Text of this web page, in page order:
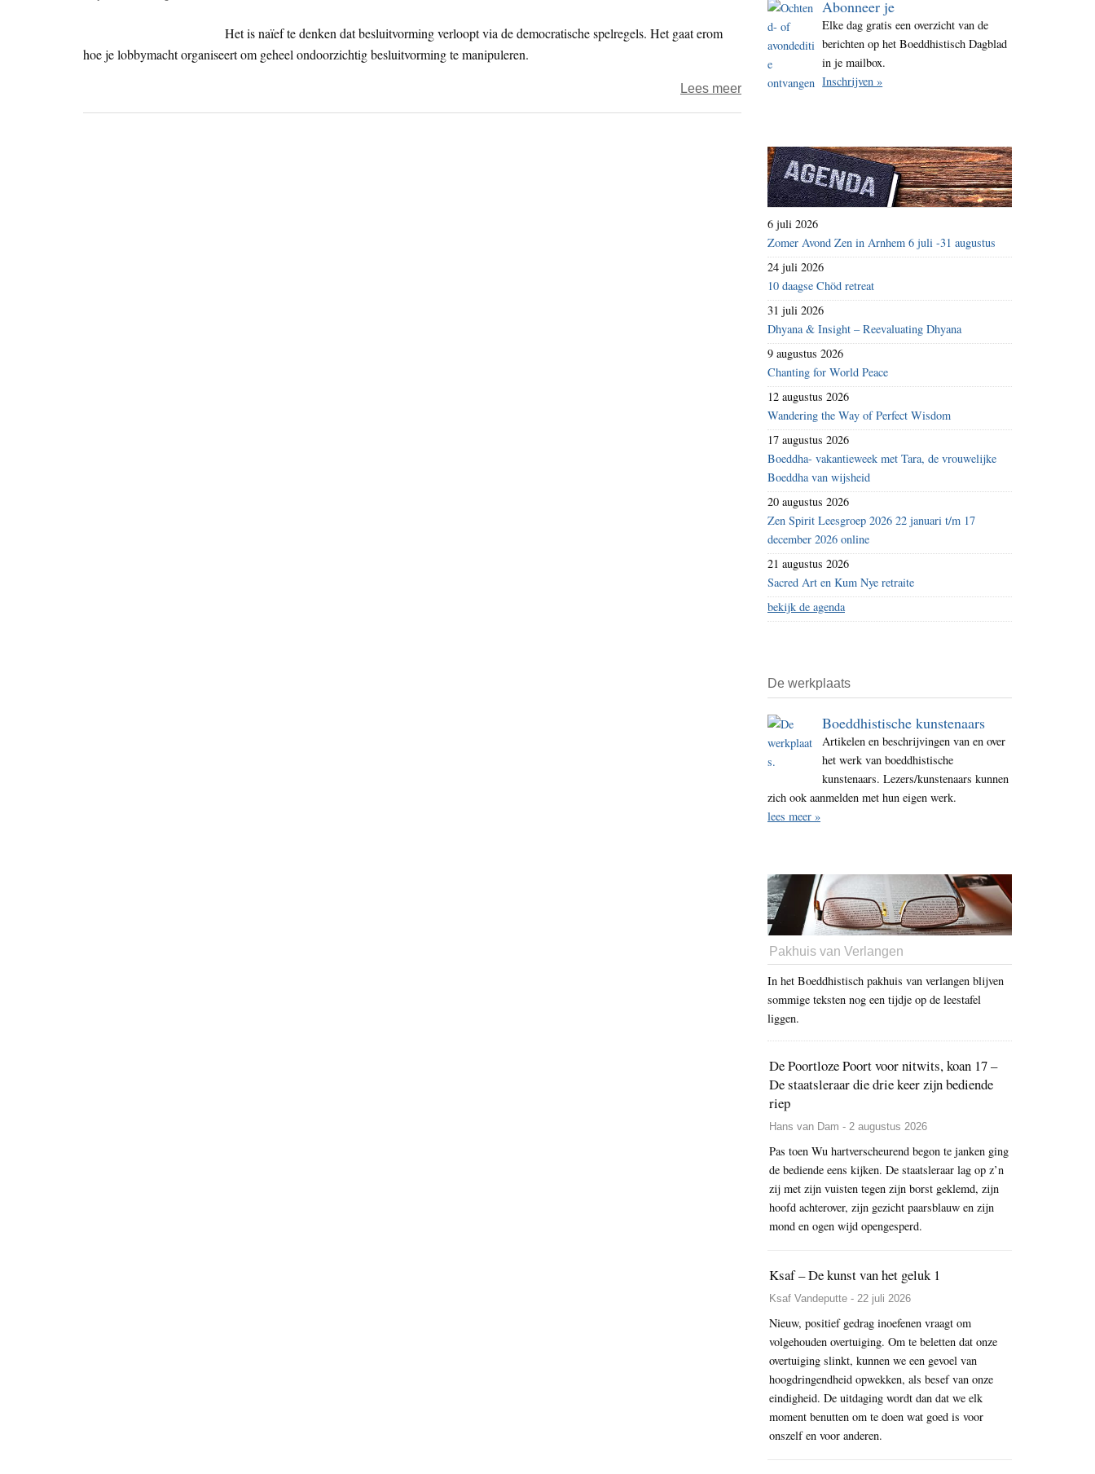
i
t
Het is naïef te denken dat besluitvorming verloopt via de democratische spelregels. Het gaat erom
hoe je lobbymacht organiseert om geheel ondoorzichtig besluitvorming te manipuleren.
Lees meerover
onderwereld,
schijndiscussie
nakend
economische
ordening,
kapitalisme
Abonneer je
Elke dag gratis een overzicht van de
berichten op het Boeddhistisch Dagblad
in je mailbox.
Inschrijven »
6 juli 2026
Zomer Avond Zen in Arnhem 6 juli -31 augustus
24 juli 2026
10 daagse Chöd retreat
31 juli 2026
Dhyana & Insight – Reevaluating Dhyana
9 augustus 2026
Chanting for World Peace
12 augustus 2026
Wandering the Way of Perfect Wisdom
17 augustus 2026
Boeddha- vakantieweek met Tara, de vrouwelijke
Boeddha van wijsheid
20 augustus 2026
Zen Spirit Leesgroep 2026 22 januari t/m 17
december 2026 online
21 augustus 2026
Sacred Art en Kum Nye retraite
bekijk de agenda
De werkplaats
Boeddhistische kunstenaars
Artikelen en beschrijvingen van en over
het werk van boeddhistische
kunstenaars. Lezers/kunstenaars kunnen
zich ook aanmelden met hun eigen werk.
lees meer »
Pakhuis van Verlangen
In het Boeddhistisch pakhuis van verlangen blijven
sommige teksten nog een tijdje op de leestafel
liggen.
De Poortloze Poort voor nitwits, koan 17 –
De staatsleraar die drie keer zijn bediende
riep
Hans van Dam - 2 augustus 2026
Pas toen Wu hartverscheurend begon te janken ging
de bediende eens kijken. De staatsleraar lag op z’n
zij met zijn vuisten tegen zijn borst geklemd, zijn
hoofd achterover, zijn gezicht paarsblauw en zijn
mond en ogen wijd opengesperd.
Ksaf – De kunst van het geluk 1
Ksaf Vandeputte - 22 juli 2026
Nieuw, positief gedrag inoefenen vraagt om
volgehouden overtuiging. Om te beletten dat onze
overtuiging slinkt, kunnen we een gevoel van
hoogdringendheid opwekken, als besef van onze
eindigheid. De uitdaging wordt dan dat we elk
moment benutten om te doen wat goed is voor
onszelf en voor anderen.